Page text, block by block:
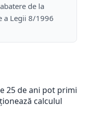
de la
a Legii 8/1996
25 de ani pot primi
calculul